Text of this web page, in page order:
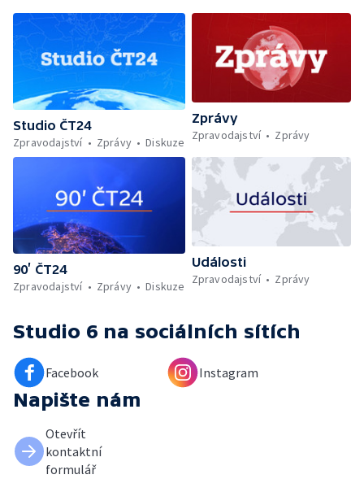
Studio ČT24
Zpravodajství
Zprávy Diskuze
Zprávy
Zpravodajství
Zprávy
90’ ČT24
Zpravodajství
Zprávy Diskuze
Události
Zpravodajství
Zprávy
Studio 6 na sociálních sítích
Facebook Instagram
Napište nám
Otevřít
kontaktní
formulář